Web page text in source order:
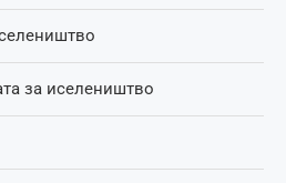
за иселеништво